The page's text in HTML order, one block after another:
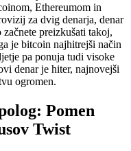
Ethereumom in
za dvig denarja, denar
preizkušati takoj,
je bitcoin najhitrejši način
pa ponuja tudi visoke
denar je hiter, najnovejši
ogromen.
Pomen
Twist